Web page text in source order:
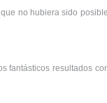
no hubiera sido
fantásticos resultados